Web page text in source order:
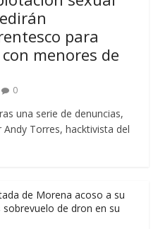
para
menores de
0
una serie de denuncias,
Torres, hacktivista del
de Morena acoso a su
de dron en su